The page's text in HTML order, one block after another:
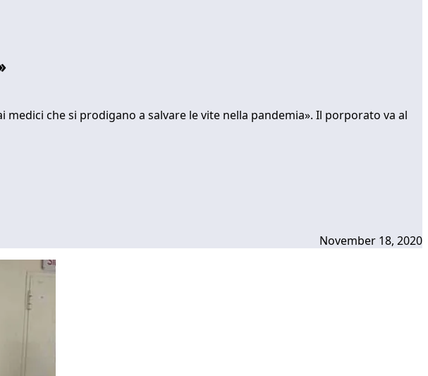
che si prodigano a salvare le vite nella pandemia». Il porporato va al
November 18, 2020